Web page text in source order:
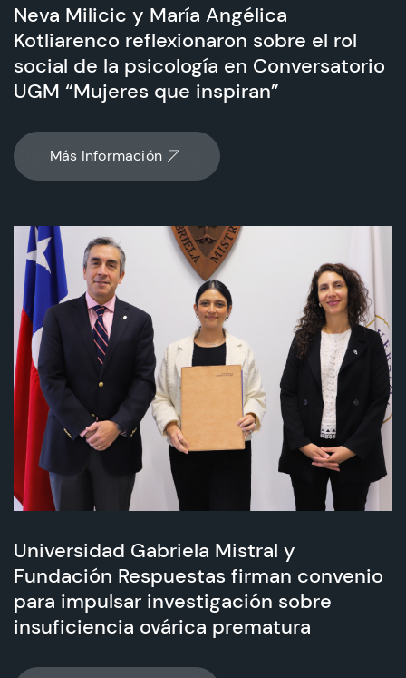
Neva Milicic y María Angélica
Kotliarenco reflexionaron sobre el rol
social de la psicología en Conversatorio
UGM “Mujeres que inspiran”
Más Información
Universidad Gabriela Mistral y
Fundación Respuestas firman convenio
para impulsar investigación sobre
insuficiencia ovárica prematura